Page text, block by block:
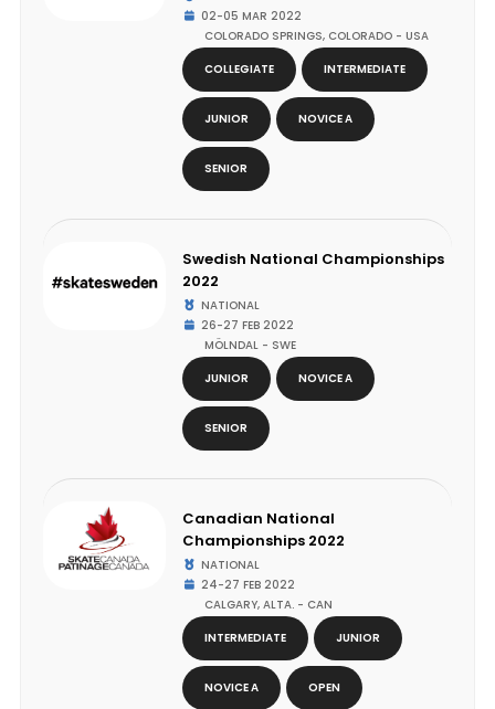
02-05 MAR 2022
COLORADO SPRINGS, COLORADO - USA
COLLEGIATE
INTERMEDIATE
JUNIOR NOVICE A
SENIOR
Swedish National Championships
2022
NATIONAL
26-27 FEB 2022
MÖLNDAL - SWE
JUNIOR
NOVICE A
SENIOR
Canadian National
Championships 2022
NATIONAL
24-27 FEB 2022
CALGARY, ALTA. - CAN
INTERMEDIATE
JUNIOR
NOVICE A OPEN